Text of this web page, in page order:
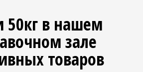
50кг в нашем
зале
товаров